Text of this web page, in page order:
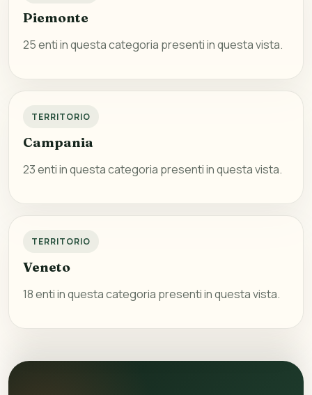
Piemonte
25 enti in questa categoria presenti in questa vista.
TERRITORIO
Campania
23 enti in questa categoria presenti in questa vista.
TERRITORIO
Veneto
18 enti in questa categoria presenti in questa vista.